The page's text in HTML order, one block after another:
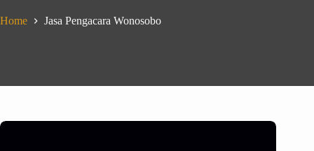
Home Jasa Pengacara Wonosobo